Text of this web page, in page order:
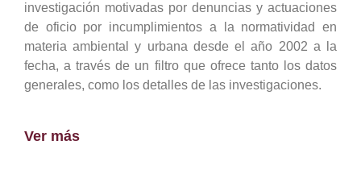
investigación motivadas por denuncias y actuaciones
de oficio por incumplimientos a la normatividad en
materia ambiental y urbana desde el año 2002 a la
fecha, a través de un filtro que ofrece tanto los datos
generales, como los detalles de las investigaciones.
Ver más